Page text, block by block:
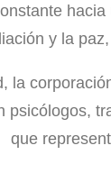
y la
la
psicólogos,
que